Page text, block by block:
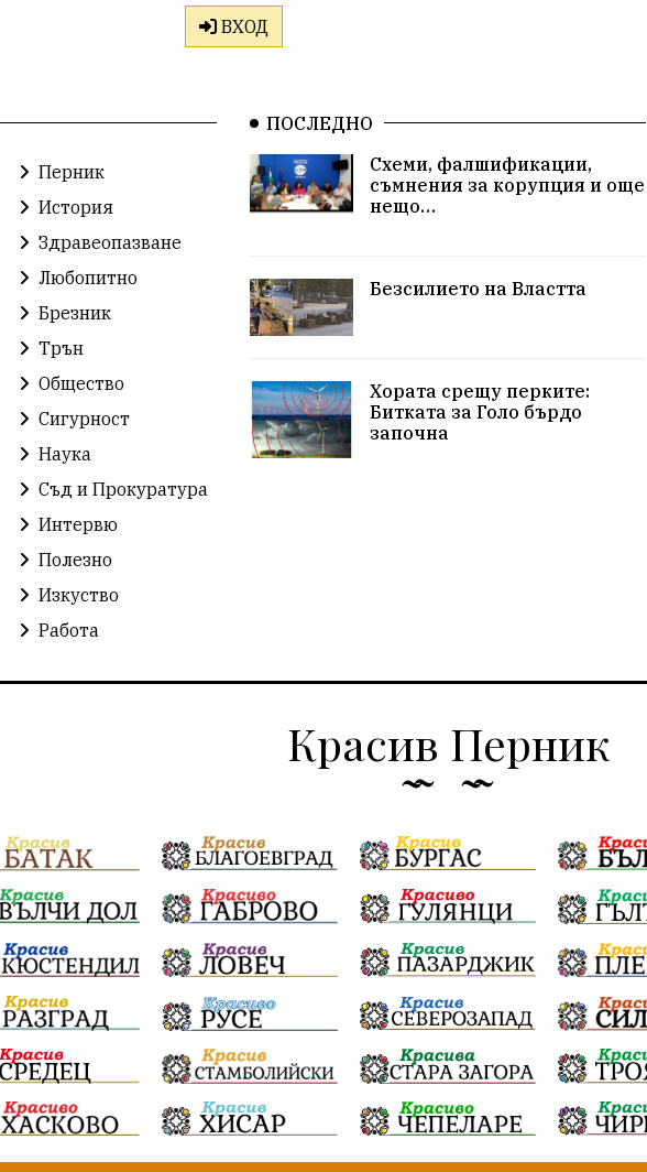
ВХОД
Перник
История
Здравеопазване
Любопитно
Брезник
Трън
Общество
Сигурност
Наука
Съд и Прокуратура
Интервю
Полезно
Изкуство
Работа
ПОСЛЕДНО
Схеми, фалшификации,
съмнения за корупция и още
нещо…
Безсилието на Властта
Хората срещу перките:
Битката за Голо бърдо
започна
Красив Перник